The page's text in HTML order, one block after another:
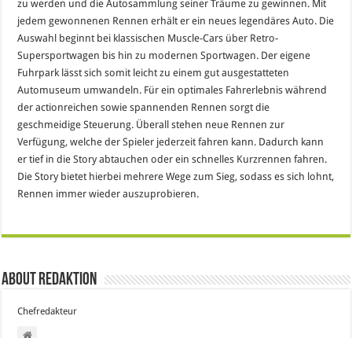
zu werden und die Autosammlung seiner Träume zu gewinnen. Mit
jedem gewonnenen Rennen erhält er ein neues legendäres Auto. Die
Auswahl beginnt bei klassischen Muscle-Cars über Retro-
Supersportwagen bis hin zu modernen Sportwagen. Der eigene
Fuhrpark lässt sich somit leicht zu einem gut ausgestatteten
Automuseum umwandeln. Für ein optimales Fahrerlebnis während
der actionreichen sowie spannenden Rennen sorgt die
geschmeidige Steuerung. Überall stehen neue Rennen zur
Verfügung, welche der Spieler jederzeit fahren kann. Dadurch kann
er tief in die Story abtauchen oder ein schnelles Kurzrennen fahren.
Die Story bietet hierbei mehrere Wege zum Sieg, sodass es sich lohnt,
Rennen immer wieder auszuprobieren.
About Redaktion
Chefredakteur